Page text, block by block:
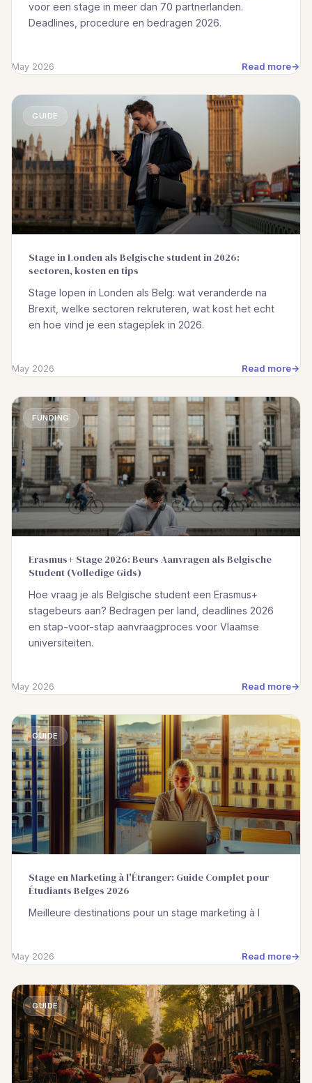
voor een stage in meer dan 70 partnerlanden.
Deadlines, procedure en bedragen 2026.
May 2026 Read more
GUIDE
Stage in Londen als Belgische student in 2026:
sectoren, kosten en tips
Stage lopen in Londen als Belg: wat veranderde na
Brexit, welke sectoren rekruteren, wat kost het echt
en hoe vind je een stageplek in 2026.
May 2026 Read more
FUNDING
Erasmus+ Stage 2026: Beurs Aanvragen als Belgische
Student (Volledige Gids)
Hoe vraag je als Belgische student een Erasmus+
stagebeurs aan? Bedragen per land, deadlines 2026
en stap-voor-stap aanvraagproces voor Vlaamse
universiteiten.
May 2026 Read more
GUIDE
Stage en Marketing à l'Étranger: Guide Complet pour
Étudiants Belges 2026
Meilleure destinations pour un stage marketing à l
May 2026 Read more
GUIDE